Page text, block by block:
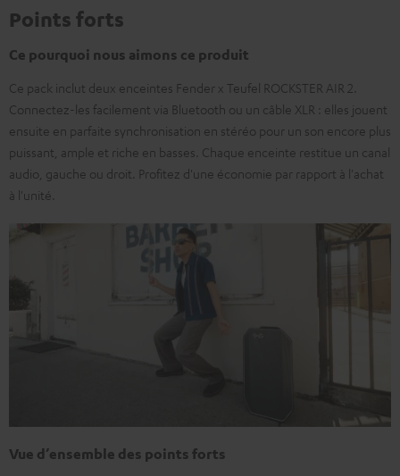
Points forts
Ce pourquoi nous aimons ce produit
Ce pack inclut deux enceintes Fender x Teufel ROCKSTER AIR 2.
Connectez-les facilement via Bluetooth ou un câble XLR : elles jouent
ensuite en parfaite synchronisation en stéréo pour un son encore plus
puissant, ample et riche en basses. Chaque enceinte restitue un canal
audio, gauche ou droit. Profitez d'une économie par rapport à l'achat
à l'unité.
Vue d’ensemble des points forts